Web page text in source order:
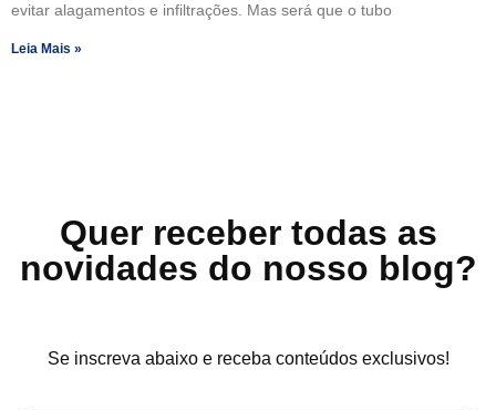
evitar alagamentos e infiltrações. Mas será que o tubo
Leia Mais »
Quer receber todas as
novidades do nosso blog?
Se inscreva abaixo e receba conteúdos exclusivos!